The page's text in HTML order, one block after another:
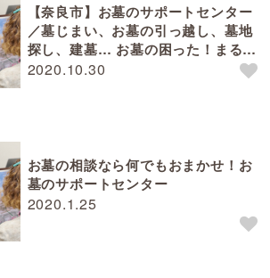
2020.10.30
【奈良市】お墓のサポートセンター
／墓じまい、お墓の引っ越し、墓地
探し、建墓… お墓の困った！まるご
とおまかせ！
2020.1.25
お墓の相談なら何でもおまかせ！お
墓のサポートセンター